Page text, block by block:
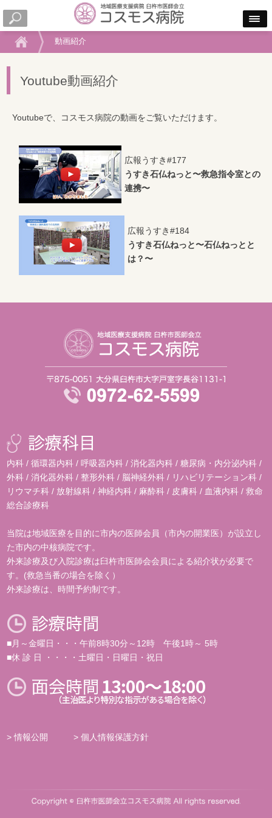
動画紹介
Youtube動画紹介
Youtubeで、コスモス病院の動画をご覧いただけます。
広報うすき#177
うすき石仏ねっと〜救急指令室との
連携〜
広報うすき#184
うすき石仏ねっと〜石仏ねっとと
は？〜
内科 / 循環器内科 / 呼吸器内科 / 消化器内科 / 糖尿病・内分泌内科 /
外科 / 消化器外科 / 整形外科 / 脳神経外科 / リハビリテーション科 /
リウマチ科 / 放射線科 / 神経内科 / 麻酔科 / 皮膚科 / 血液内科 / 救命
総合診療科
当院は地域医療を目的に市内の医師会員（市内の開業医）が設立し
た市内の中核病院です。
外来診療及び入院診療は臼杵市医師会会員による紹介状が必要で
す。(救急当番の場合を除く）
外来診療は、時間予約制です。
■月～金曜日・・・午前8時30分～12時 午後1時～ 5時
■休 診 日 ・・・・土曜日・日曜日・祝日
> 情報公開 > 個人情報保護方針